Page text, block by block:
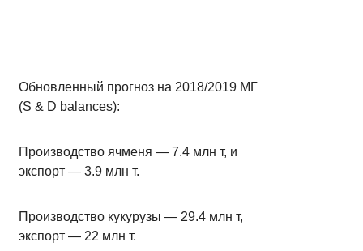
Обновленный прогноз на 2018/2019 МГ
(S & D balances):
Производство ячменя — 7.4 млн т, и
экспорт — 3.9 млн т.
Производство кукурузы — 29.4 млн т,
экспорт — 22 млн т.